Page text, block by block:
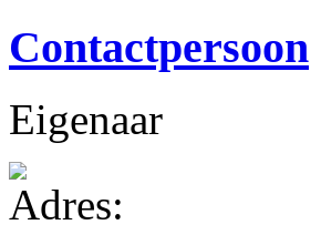
Contactpersoon
Eigenaar